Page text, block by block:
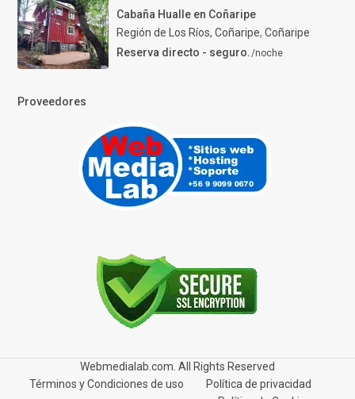
Cabaña Hualle en Coñaripe
Región de Los Ríos, Coñaripe, Coñaripe
Reserva directo - seguro./noche
Proveedores
Webmedialab.com. All Rights Reserved
Términos y Condiciones de uso
Política de privacidad